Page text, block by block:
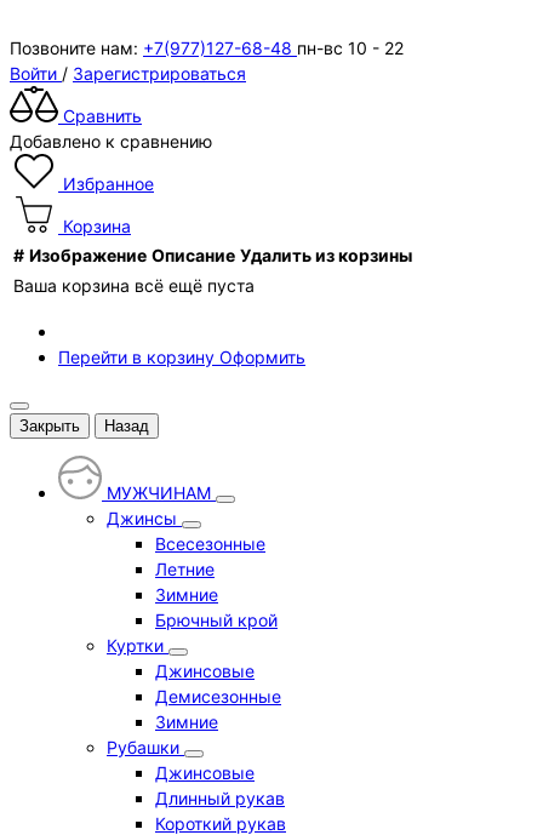
Позвоните нам: +7(977)127-68-48 пн-вс 10 - 22
Войти / Зарегистрироваться
Сравнить
Добавлено к сравнению
Избранное
Корзина
# Изображение Описание Удалить из корзины
Ваша корзина всё ещё пуста
Перейти в корзину Оформить
Закрыть Назад
МУЖЧИНАМ
Джинсы
Всесезонные
Летние
Зимние
Брючный крой
Куртки
Джинсовые
Демисезонные
Зимние
Рубашки
Джинсовые
Длинный рукав
Короткий рукав